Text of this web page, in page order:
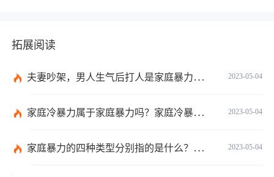
拓展阅读
2023-05-04
夫妻吵架，男人生气后打人是家庭暴力吗？夫妻互相打架算不算家暴？
2023-05-04
家庭冷暴力属于家庭暴力吗？家庭冷暴力有什么特点？
2023-05-04
家庭暴力的四种类型分别指的是什么？对妇女实施家庭暴力怎么判刑？